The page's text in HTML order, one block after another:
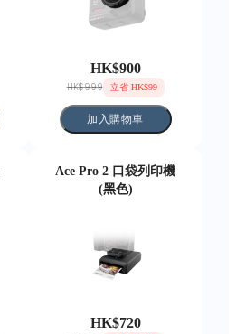
HK$900
立省 HK$99
HK$999
加入購物車
Ace Pro 2 口袋列印機
(黑色)
HK$720